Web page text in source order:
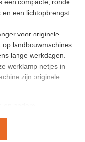
een compacte, ronde
en een lichtopbrengst
voor originele
op landbouwmachines
lange werkdagen.
werklamp netjes in
zijn originele
als ‘cornerlights’. De